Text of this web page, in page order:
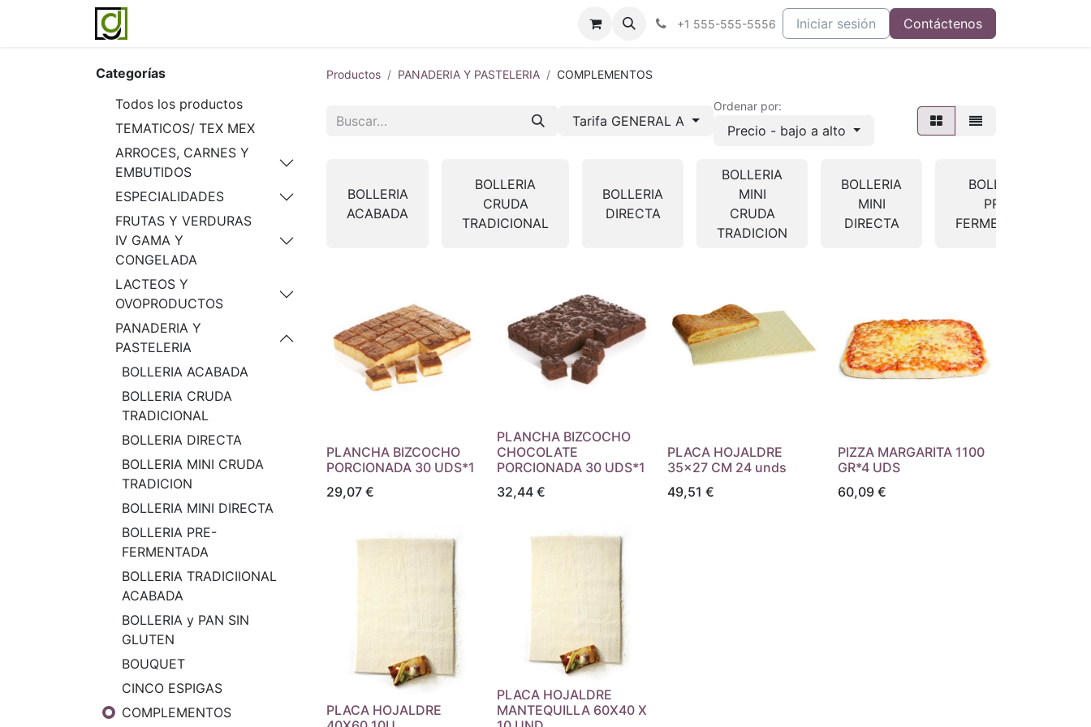
Blog Contáctenos
+1 555-555-5556 Iniciar sesión Contáctenos
Categorías
Todos los productos
TEMATICOS/ TEX MEX
ARROCES, CARNES Y
EMBUTIDOS
ESPECIALIDADES
FRUTAS Y VERDURAS
IV GAMA Y
CONGELADA
LACTEOS Y
OVOPRODUCTOS
PANADERIA Y
PASTELERIA
BOLLERIA ACABADA
BOLLERIA CRUDA
TRADICIONAL
BOLLERIA DIRECTA
BOLLERIA MINI CRUDA
TRADICION
BOLLERIA MINI DIRECTA
BOLLERIA PRE-
FERMENTADA
BOLLERIA TRADICIIONAL
ACABADA
BOLLERIA y PAN SIN
GLUTEN
BOUQUET
CINCO ESPIGAS
COMPLEMENTOS
Productos PANADERIA Y PASTELERIA COMPLEMENTOS
Tarifa GENERAL A
Ordenar por:
Precio - bajo a alto
BOLLERIA
ACABADA
BOLLERIA
CRUDA
TRADICIONAL
BOLLERIA
DIRECTA
BOLLERIA
MINI
CRUDA
TRADICION
BOLLERIA
MINI
DIRECTA
BOLLERIA
PRE-
FERMENTADA
PLANCHA BIZCOCHO
PORCIONADA 30 UDS*1
29,07 €
PLANCHA BIZCOCHO
CHOCOLATE
PORCIONADA 30 UDS*1
32,44 €
PLACA HOJALDRE
35x27 CM 24 unds
49,51 €
PIZZA MARGARITA 1100
GR*4 UDS
60,09 €
PLACA HOJALDRE
PLACA HOJALDRE
MANTEQUILLA 60X40 X